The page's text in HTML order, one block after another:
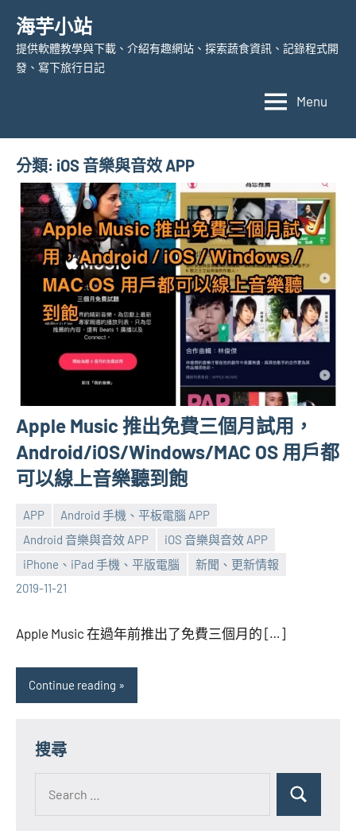
content
海芋小站
提供軟體教學與下載、介紹有趣網站、探索蔬食資訊、記錄程式開
發、寫下旅行日記
Menu
分類: iOS 音樂與音效 APP
Apple Music 推出免費三個月試用，
Android/iOS/Windows/MAC OS 用戶都
可以線上音樂聽到飽
APP
Android 手機、平板電腦 APP
Android 音樂與音效 APP
iOS 音樂與音效 APP
iPhone、iPad 手機、平版電腦
新聞、更新情報
2019-11-21
張
海
No
comments
Apple Music 在過年前推出了免費三個月的 […]
Continue reading
搜尋
for:
Search